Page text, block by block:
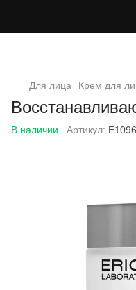
Для лица Крем для
В наличии Артикул: E1096